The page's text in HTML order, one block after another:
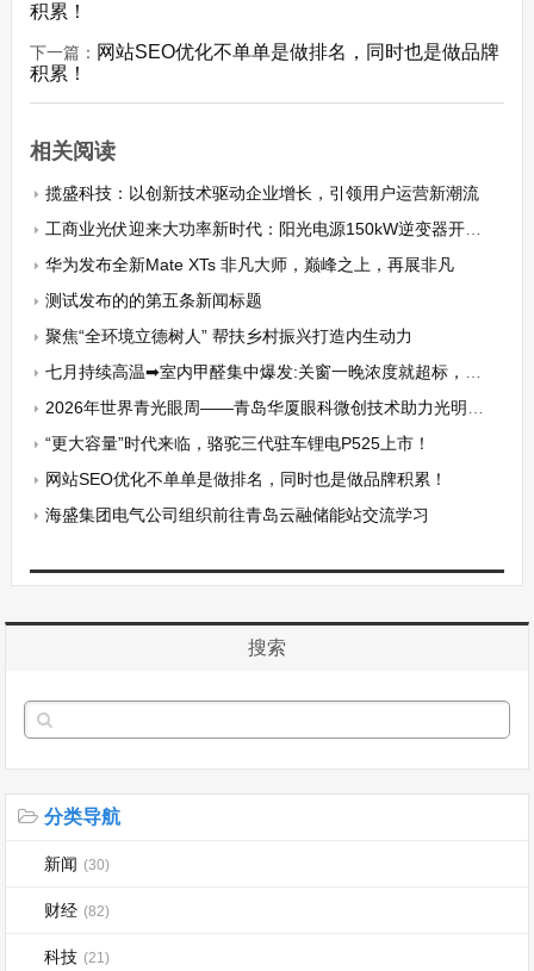
积累！
下一篇： 网站SEO优化不单单是做排名，同时也是做品牌
积累！
相关阅读
揽盛科技：以创新技术驱动企业增长，引领用户运营新潮流
工商业光伏迎来大功率新时代：阳光电源150kW逆变器开售！
华为发布全新Mate XTs 非凡大师，巅峰之上，再展非凡
测试发布的的第五条新闻标题
聚焦“全环境立德树人” 帮扶乡村振兴打造内生动力
七月持续高温➡室内甲醛集中爆发:关窗一晚浓度就超标，新房入住前这几件事一定要做
2026年世界青光眼周——青岛华厦眼科微创技术助力光明守护，为青光眼患者带来新希望
“更大容量”时代来临，骆驼三代驻车锂电P525上市！
网站SEO优化不单单是做排名，同时也是做品牌积累！
海盛集团电气公司组织前往青岛云融储能站交流学习
搜索
分类导航
新闻 (30)
财经 (82)
科技 (21)